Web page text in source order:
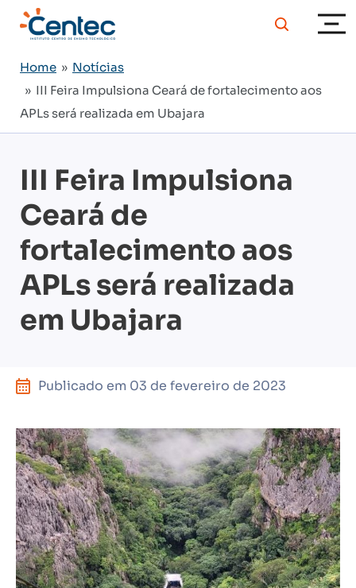
Home » Notícias
» III Feira Impulsiona Ceará de fortalecimento aos
APLs será realizada em Ubajara
III Feira Impulsiona
Ceará de
fortalecimento aos
APLs será realizada
em Ubajara
Publicado em 03 de fevereiro de 2023